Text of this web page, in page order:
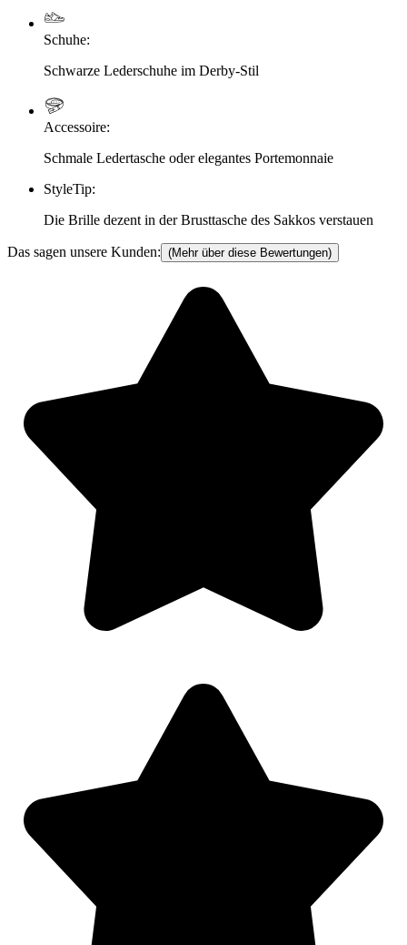
Schuhe:
Schwarze Lederschuhe im Derby-Stil
Accessoire:
Schmale Ledertasche oder elegantes Portemonnaie
StyleTip:
Die Brille dezent in der Brusttasche des Sakkos verstauen
Das sagen unsere Kunden: (Mehr über diese Bewertungen)